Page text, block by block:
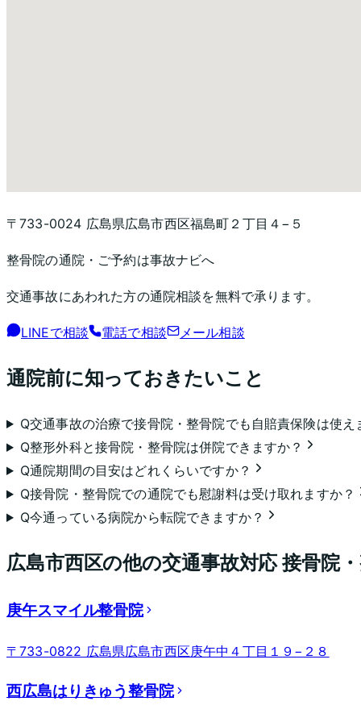
〒733-0024 広島県広島市西区福島町２丁目４−５
整骨院の通院・ご予約は事故ナビへ
交通事故にあわれた方の通院相談を無料で承ります。
LINEで相談 電話で相談 メール相談
通院前に知っておきたいこと
Q交通事故の治療で接骨院・整骨院でも自賠責保険は使え
Q整形外科と接骨院・整骨院は併院できますか？
Q通院期間の目安はどれくらいですか？
Q接骨院・整骨院での通院でも慰謝料は受け取れますか？
Q今通っている病院から転院できますか？
広島市西区の他の交通事故対応 接骨院
庚午スマイル整骨院
〒733-0822 広島県広島市西区庚午中４丁目１９−２８
西広島はりきゅう整骨院